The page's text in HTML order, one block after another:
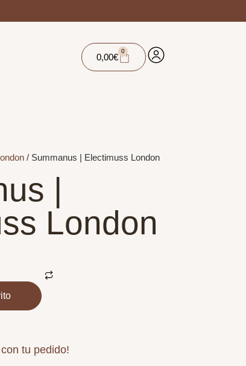
0,00€
0
/ Summanus | Electimuss London
|
London
tu pedido!